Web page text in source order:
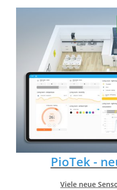
PioTek -
Viele neue